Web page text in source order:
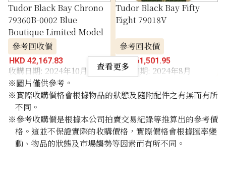
Tudor Black Bay Chrono
79360B-0002 Blue
Boutique Limited Model
參考回收價
HKD 42,167.83
收購日期: 2024年10月
Tudor Black Bay Fifty
Eight 79018V
參考回收價
HKD 61,501.95
收購日期: 2024年8月
查看更多
※圖片僅供參考。
※實際收購價格會根據物品的狀態及隨附配件之有無而有所
不同。
※參考收購價是根據本公司拍賣交易紀錄等推算出的參考價
格。這並不保證實際的收購價格，實際價格會根據匯率變
動、物品的狀態及市場趨勢等因素而有所不同。